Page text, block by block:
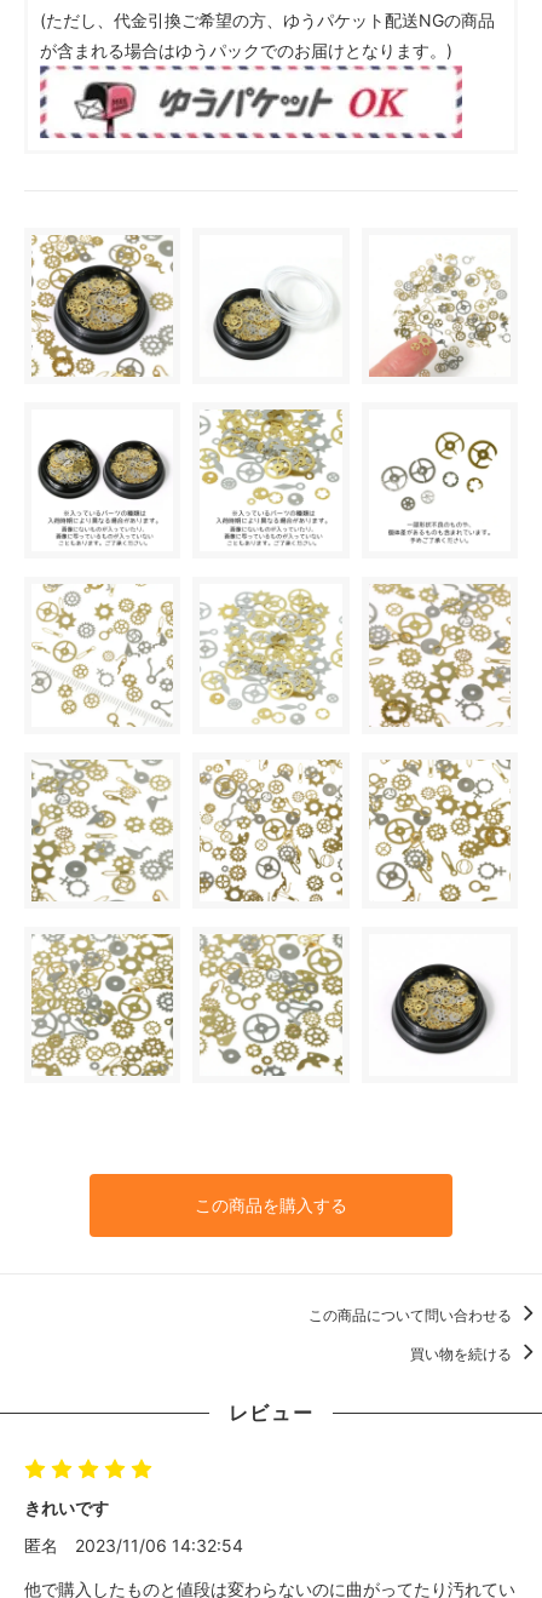
(ただし、代金引換ご希望の方、ゆうパケット配送NGの商品
が含まれる場合はゆうパックでのお届けとなります。)
この商品を購入する
この商品について問い合わせる
買い物を続ける
レビュー
きれいです
匿名
2023/11/06 14:32:54
他で購入したものと値段は変わらないのに曲がってたり汚れてい